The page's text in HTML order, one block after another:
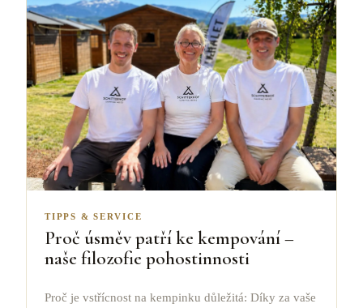
TIPPS & SERVICE
Proč úsměv patří ke kempování –
naše filozofie pohostinnosti
Proč je vstřícnost na kempinku důležitá: Díky za vaše